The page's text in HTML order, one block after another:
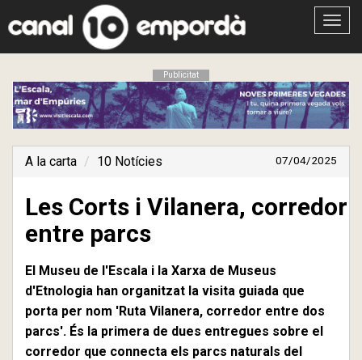
Obrir
Publicitat
A la carta 10 Notícies 07/04/2025
Les Corts i Vilanera, corredor
entre parcs
El Museu de l'Escala i la Xarxa de Museus
d'Etnologia han organitzat la visita guiada que
porta per nom 'Ruta Vilanera, corredor entre dos
parcs'. És la primera de dues entregues sobre el
corredor que connecta els parcs naturals del